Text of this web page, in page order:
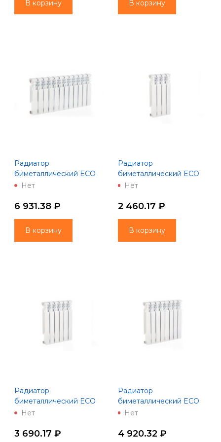
В корзину В корзину
Радиатор
биметаллический ECO
BM350-80-12 (Lammin)
Нет
6 931.38 ₽
В корзину
Радиатор
биметаллический ECO
BM500-80- 4 (Lammin)
Нет
2 460.17 ₽
В корзину
Радиатор
биметаллический ECO
BM500-80- 6 (Lammin)
Нет
3 690.17 ₽
Радиатор
биметаллический ECO
BM500-80- 8 (Lammin)
Нет
4 920.32 ₽